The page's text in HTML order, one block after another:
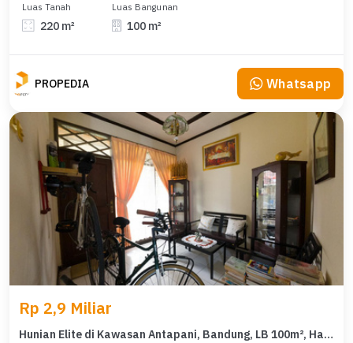
Luas Tanah
220 m²
Luas Bangunan
100 m²
PROPEDIA Whatsapp
Rp 2,9 Miliar
Hunian Elite di Kawasan Antapani, Bandung, LB 100m², Harga 2,9 Miliar